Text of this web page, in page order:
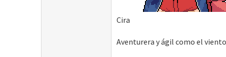
Cira
Aventurera y ágil como el